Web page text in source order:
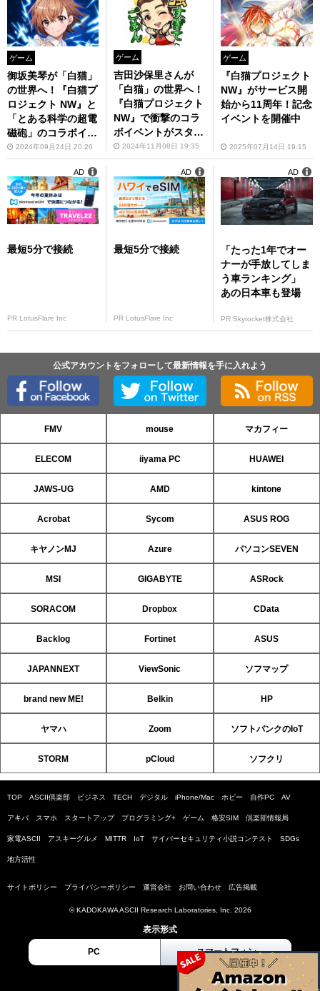
ゲーム
御坂美琴が「白猫」
の世界へ！『白猫プ
ロジェクト NW』と
「とある科学の超電
磁砲」のコラボイベ
ントが開催決定
2024年09月24日 20:20
ゲーム
吉田沙保里さんが
「白猫」の世界へ！
『白猫プロジェクト
NW』で衝撃のコラ
ボイベントがスター
ト2024年11月08日 19:35
ゲーム
『白猫プロジェクト
NW』がサービス開
始から11周年！記念
イベントを開催中
2025年07月14日 19:15
最短5分で接続
PR LotusFlare Inc
AD
最短5分で接続
PR LotusFlare Inc
AD
「たった1年でオー
ナーが手放してしま
う車ランキング」
あの日本車も登場
PR Skyrocket株式会社
AD
公式アカウントをフォローして最新情報を手に入れよう
FMV mouse マカフィー
ELECOM iiyama PC HUAWEI
JAWS-UG AMD kintone
Acrobat Sycom ASUS ROG
キヤノンMJ Azure パソコンSEVEN
MSI GIGABYTE ASRock
SORACOM Dropbox CData
Backlog Fortinet ASUS
JAPANNEXT ViewSonic ソフマップ
brand new ME! Belkin HP
ヤマハ Zoom ソフトバンクのIoT
STORM pCloud ソフクリ
TOP ASCII倶楽部 ビジネス TECH デジタル iPhone/Mac ホビー 自作PC AV
アキバ スマホ スタートアップ プログラミング+ ゲーム 格安SIM 倶楽部情報局
家電ASCII アスキーグルメ MITTR IoT サイバーセキュリティ小説コンテスト SDGs
地方活性
サイトポリシー プライバシーポリシー 運営会社 お問い合わせ 広告掲載
© KADOKAWA ASCII Research Laboratories, Inc. 2026
表示形式
PC スマートフォン